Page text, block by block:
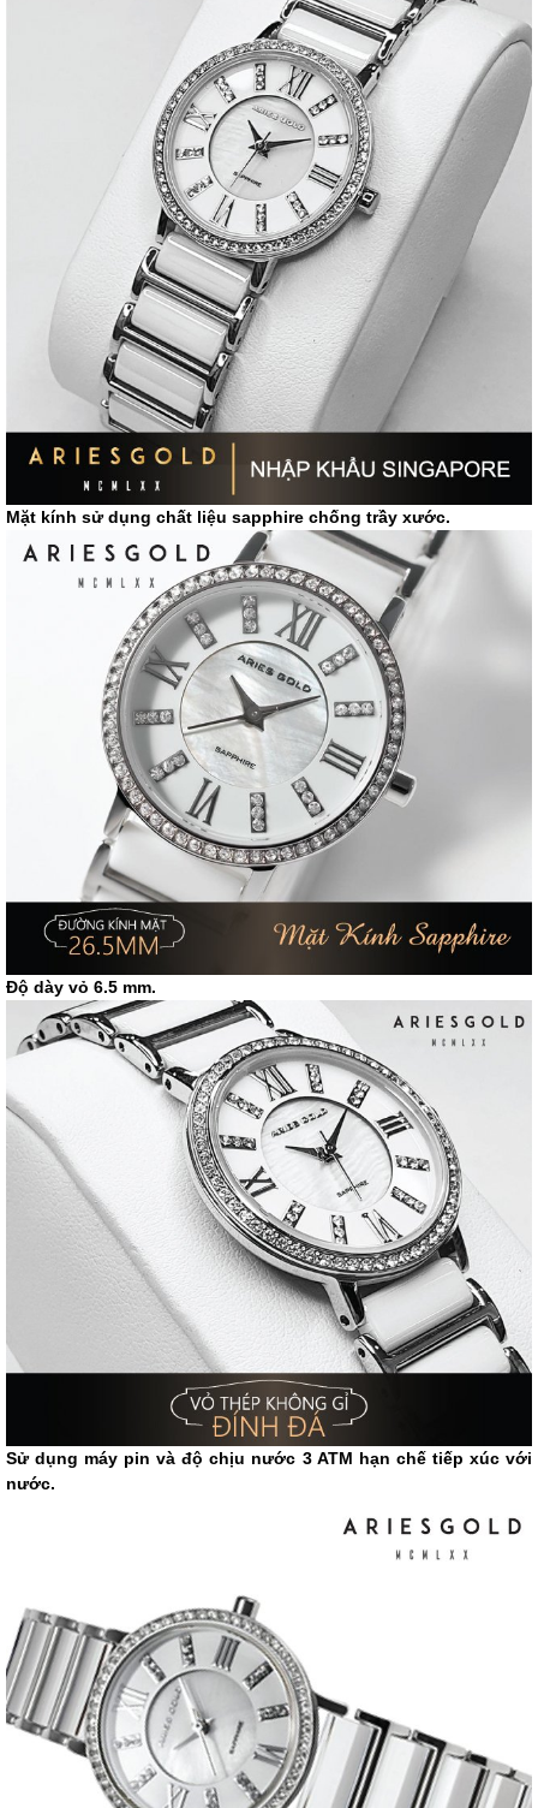
Mặt kính sử dụng chất liệu sapphire chống trầy xước.
Độ dày vỏ 6.5 mm.
Sử dụng máy pin và độ chịu nước 3 ATM hạn chế tiếp xúc với
nước.